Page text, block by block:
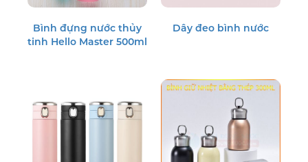
Bình đựng nước thủy
tinh Hello Master 500ml
Dây đeo bình nước